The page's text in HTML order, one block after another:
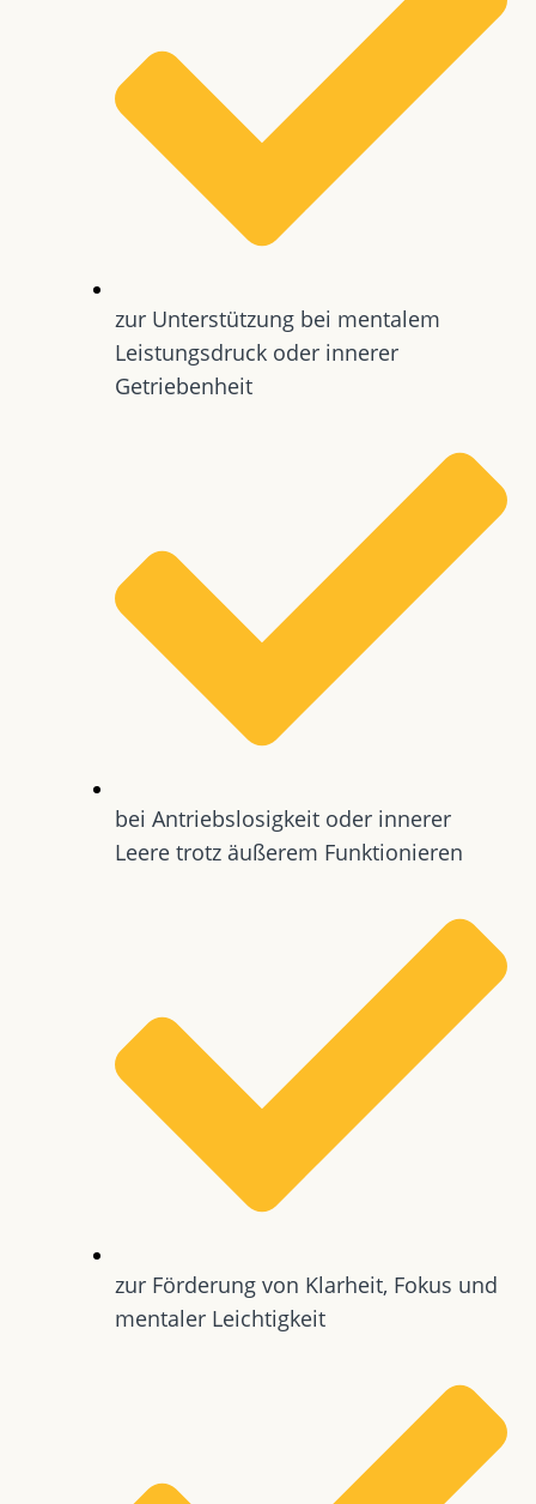
zur Unterstützung bei mentalem
Leistungsdruck oder innerer
Getriebenheit
bei Antriebslosigkeit oder innerer
Leere trotz äußerem Funktionieren
zur Förderung von Klarheit, Fokus und
mentaler Leichtigkeit